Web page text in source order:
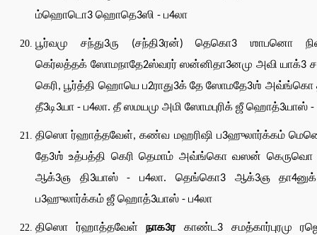
ம்ஹொடொ3 ஹொதெ3ஸி - ப4லா
பூர்வமு சந்து3ரு (சந்தி3ரன்) தெகொ3 ஶாபனொ
கெர்லத்தக் ஸோமநாதே2ஸ்வரர் ஸன்னிதா3னமு அவி யாக்3
கெரி, பூர்த்தி ஹொயெ ப2ராது3க் தே ஸோமதே3ஶ் அவ்ங்கொ
தீ3டி3யா - ப4லா. தீ ஸமயமு அமி ஸோமபுரிக் ஜீ ஹொத்3யாஸ் -
திஸொ ர்ஹாத்தவேள், கண்வ மஹரிஷி ப3ஹுலார்க்கம்
தே3ஶ் உத்பத்தி கெரி தெமாம் அவ்ங்கொ வஸன் கெருவொ
ஆக்3ஞ தி3யாஸ் - ப4லா. தெங்கொ3 ஆக்3ஞ
ப3ஹுலார்க்கம் ஜீ ஹொத்3யாஸ் - ப4லா
திஸொ ர்ஹாத்தவேள்நாக3ரகாண்ட3 சமத்கார்புரமு